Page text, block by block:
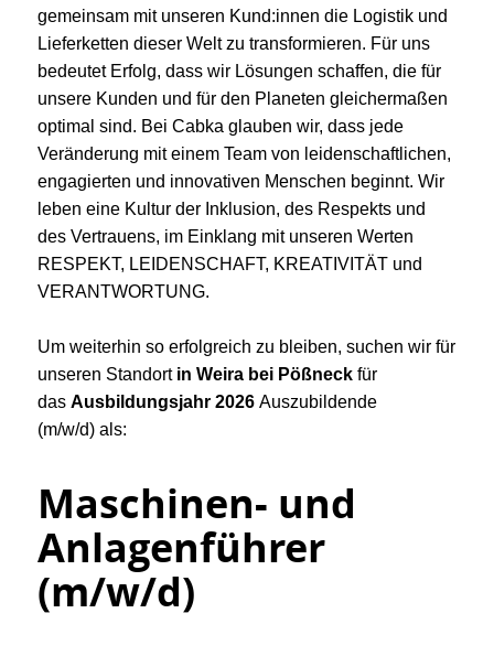
gemeinsam mit unseren Kund:innen die Logistik und
Lieferketten dieser Welt zu transformieren. Für uns
bedeutet Erfolg, dass wir Lösungen schaffen, die für
unsere Kunden und für den Planeten gleichermaßen
optimal sind. Bei Cabka glauben wir, dass jede
Veränderung mit einem Team von leidenschaftlichen,
engagierten und innovativen Menschen beginnt. Wir
leben eine Kultur der Inklusion, des Respekts und
des Vertrauens, im Einklang mit unseren Werten
RESPEKT, LEIDENSCHAFT, KREATIVITÄT und
VERANTWORTUNG.
Um weiterhin so erfolgreich zu bleiben, suchen wir für
unseren Standort in Weira bei Pößneck für
das Ausbildungsjahr 2026 Auszubildende
(m/w/d) als:
Maschinen- und
Anlagenführer
(m/w/d)